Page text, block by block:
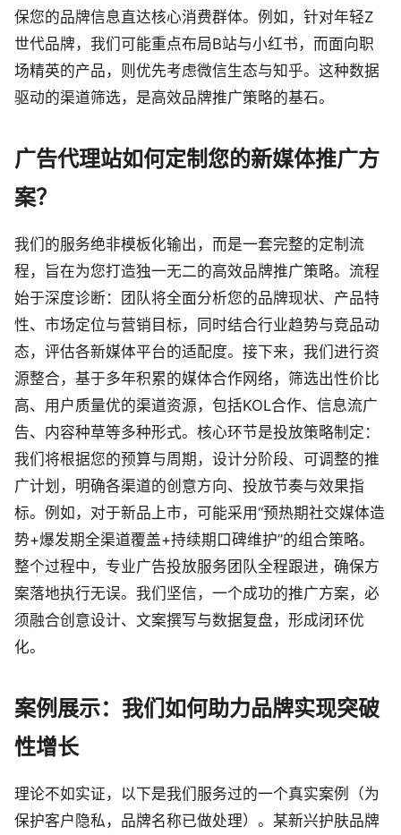
保您的品牌信息直达核心消费群体。例如，针对年轻Z
世代品牌，我们可能重点布局B站与小红书，而面向职
场精英的产品，则优先考虑微信生态与知乎。这种数据
驱动的渠道筛选，是高效品牌推广策略的基石。
广告代理站如何定制您的新媒体推广方
案？
我们的服务绝非模板化输出，而是一套完整的定制流
程，旨在为您打造独一无二的高效品牌推广策略。流程
始于深度诊断：团队将全面分析您的品牌现状、产品特
性、市场定位与营销目标，同时结合行业趋势与竞品动
态，评估各新媒体平台的适配度。接下来，我们进行资
源整合，基于多年积累的媒体合作网络，筛选出性价比
高、用户质量优的渠道资源，包括KOL合作、信息流广
告、内容种草等多种形式。核心环节是投放策略制定：
我们将根据您的预算与周期，设计分阶段、可调整的推
广计划，明确各渠道的创意方向、投放节奏与效果指
标。例如，对于新品上市，可能采用“预热期社交媒体造
势+爆发期全渠道覆盖+持续期口碑维护”的组合策略。
整个过程中，专业广告投放服务团队全程跟进，确保方
案落地执行无误。我们坚信，一个成功的推广方案，必
须融合创意设计、文案撰写与数据复盘，形成闭环优
化。
案例展示：我们如何助力品牌实现突破
性增长
理论不如实证，以下是我们服务过的一个真实案例（为
保护客户隐私，品牌名称已做处理）。某新兴护肤品牌